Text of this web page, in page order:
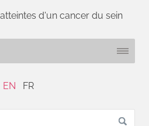
d'un cancer du sein
EN FR